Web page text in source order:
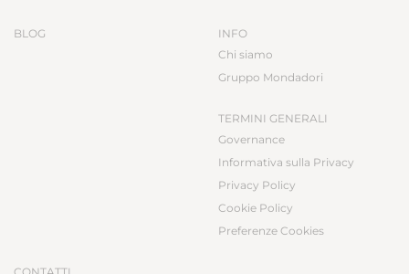
BLOG
INFO
Chi siamo
Gruppo Mondadori
TERMINI GENERALI
Governance
Informativa sulla Privacy
Privacy Policy
Cookie Policy
Preferenze Cookies